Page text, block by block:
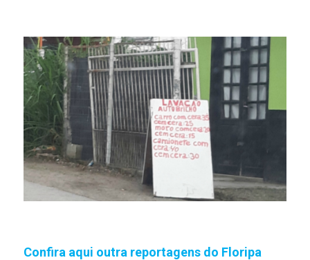
Confira aqui outra reportagens do Floripa